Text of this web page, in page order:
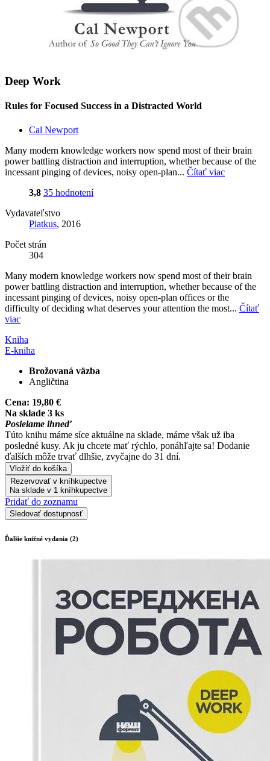
Deep Work
Rules for Focused Success in a Distracted World
Cal Newport
Many modern knowledge workers now spend most of their brain
power battling distraction and interruption, whether because of the
incessant pinging of devices, noisy open-plan... Čítať viac
3,8 35 hodnotení
Vydavateľstvo
Piatkus, 2016
Počet strán
304
Many modern knowledge workers now spend most of their brain
power battling distraction and interruption, whether because of the
incessant pinging of devices, noisy open-plan offices or the
difficulty of deciding what deserves your attention the most... Čítať
viac
Kniha
E-kniha
Brožovaná väzba
Angličtina
Cena: 19,80 €
Na sklade 3 ks
Posielame ihneď
Túto knihu máme síce aktuálne na sklade, máme však už iba
posledné kusy. Ak ju chcete mať rýchlo, ponáhľajte sa! Dodanie
ďalších môže trvať dlhšie, zvyčajne do 31 dní.
Vložiť do košíka
Rezervovať v kníhkupectve
Na sklade v 1 kníhkupectve
Pridať do zoznamu
Sledovať dostupnosť
Ďalšie knižné vydania (2)